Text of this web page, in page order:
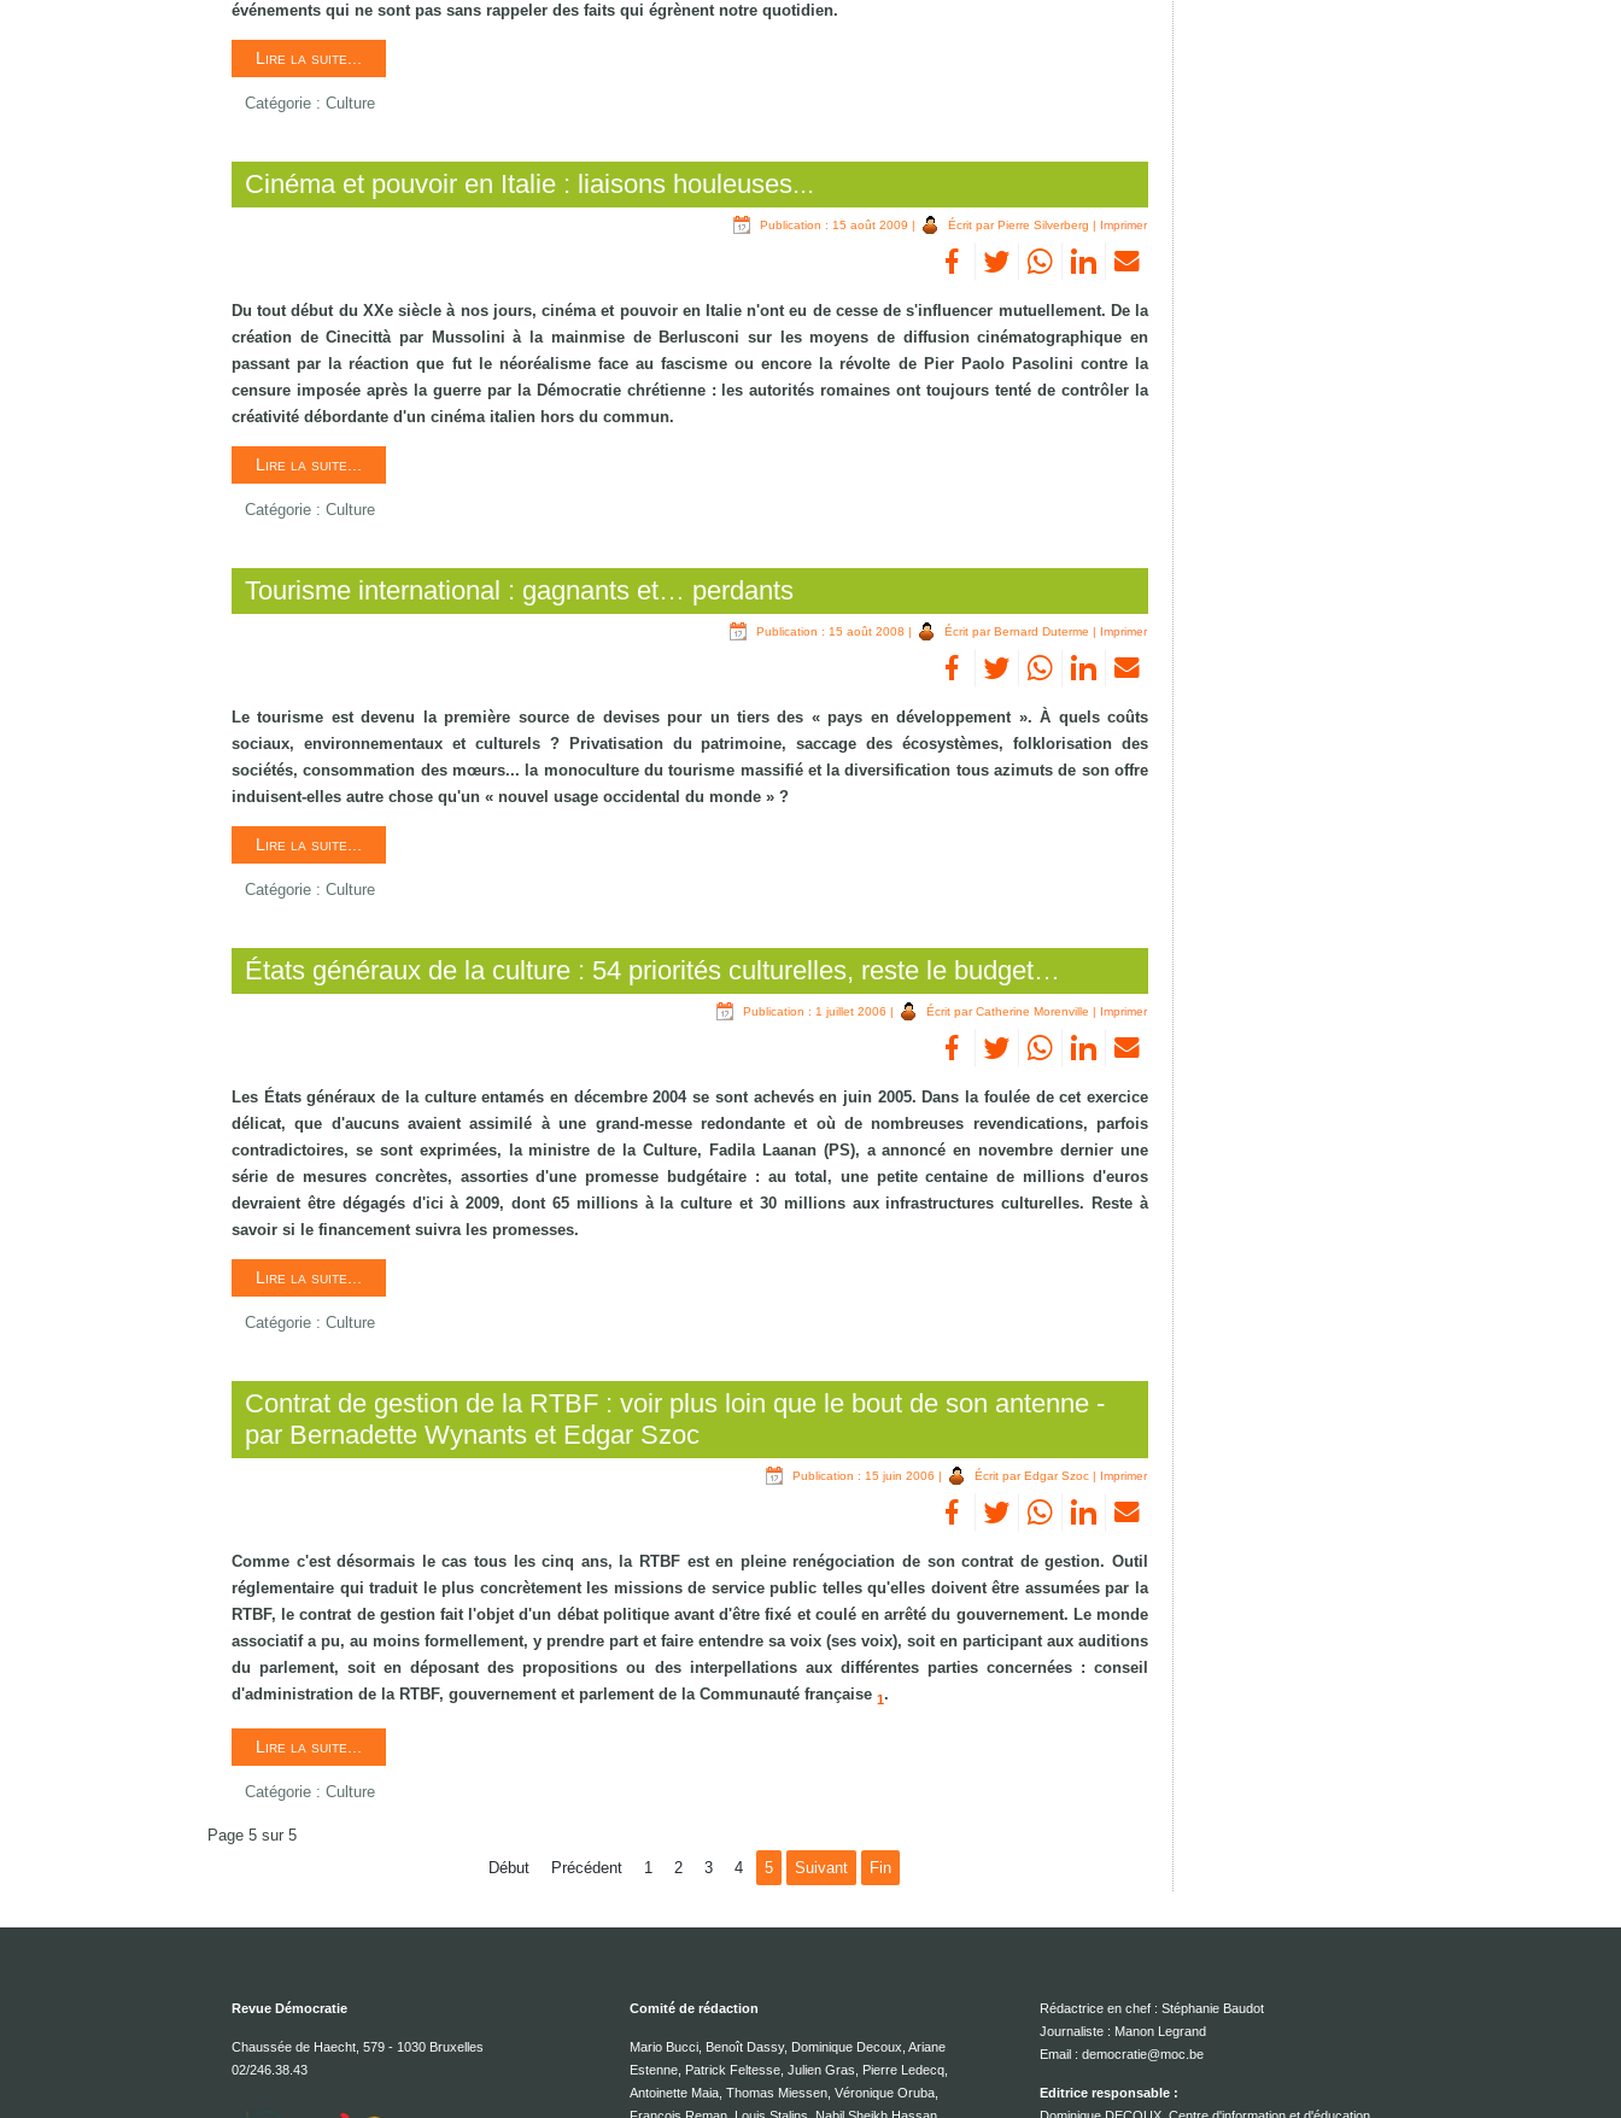
événements qui ne sont pas sans rappeler des faits qui égrènent notre quotidien.
Lire la suite...
Catégorie : Culture
Cinéma et pouvoir en Italie : liaisons houleuses...
Publication : 15 août 2009 | Écrit par Pierre Silverberg | Imprimer
Du tout début du XXe siècle à nos jours, cinéma et pouvoir en Italie n'ont eu de cesse de s'influencer mutuellement. De la
création de Cinecittà par Mussolini à la mainmise de Berlusconi sur les moyens de diffusion cinématographique en
passant par la réaction que fut le néoréalisme face au fascisme ou encore la révolte de Pier Paolo Pasolini contre la
censure imposée après la guerre par la Démocratie chrétienne : les autorités romaines ont toujours tenté de contrôler la
créativité débordante d'un cinéma italien hors du commun.
Lire la suite...
Catégorie : Culture
Tourisme international : gagnants et… perdants
Publication : 15 août 2008 | Écrit par Bernard Duterme | Imprimer
Le tourisme est devenu la première source de devises pour un tiers des « pays en développement ». À quels coûts
sociaux, environnementaux et culturels ? Privatisation du patrimoine, saccage des écosystèmes, folklorisation des
sociétés, consommation des mœurs... la monoculture du tourisme massifié et la diversification tous azimuts de son offre
induisent-elles autre chose qu'un « nouvel usage occidental du monde » ?
Lire la suite...
Catégorie : Culture
États généraux de la culture : 54 priorités culturelles, reste le budget…
Publication : 1 juillet 2006 | Écrit par Catherine Morenville | Imprimer
Les États généraux de la culture entamés en décembre 2004 se sont achevés en juin 2005. Dans la foulée de cet exercice
délicat, que d'aucuns avaient assimilé à une grand-messe redondante et où de nombreuses revendications, parfois
contradictoires, se sont exprimées, la ministre de la Culture, Fadila Laanan (PS), a annoncé en novembre dernier une
série de mesures concrètes, assorties d'une promesse budgétaire : au total, une petite centaine de millions d'euros
devraient être dégagés d'ici à 2009, dont 65 millions à la culture et 30 millions aux infrastructures culturelles. Reste à
savoir si le financement suivra les promesses.
Lire la suite...
Catégorie : Culture
Contrat de gestion de la RTBF : voir plus loin que le bout de son antenne -
par Bernadette Wynants et Edgar Szoc
Publication : 15 juin 2006 | Écrit par Edgar Szoc | Imprimer
Comme c'est désormais le cas tous les cinq ans, la RTBF est en pleine renégociation de son contrat de gestion. Outil
réglementaire qui traduit le plus concrètement les missions de service public telles qu'elles doivent être assumées par la
RTBF, le contrat de gestion fait l'objet d'un débat politique avant d'être fixé et coulé en arrêté du gouvernement. Le monde
associatif a pu, au moins formellement, y prendre part et faire entendre sa voix (ses voix), soit en participant aux auditions
du parlement, soit en déposant des propositions ou des interpellations aux différentes parties concernées : conseil
d'administration de la RTBF, gouvernement et parlement de la Communauté française 1.
Lire la suite...
Catégorie : Culture
Page 5 sur 5
Début
Précédent 1 2 3 4 5 Suivant Fin
Revue Démocratie
Chaussée de Haecht, 579 - 1030 Bruxelles
02/246.38.43
Comité de rédaction
Mario Bucci, Benoît Dassy, Dominique Decoux, Ariane
Estenne, Patrick Feltesse, Julien Gras, Pierre Ledecq,
Antoinette Maia, Thomas Miessen, Véronique Oruba,
Rédactrice en chef : Stéphanie Baudot
Journaliste : Manon Legrand
Email : democratie@moc.be
Editrice responsable :